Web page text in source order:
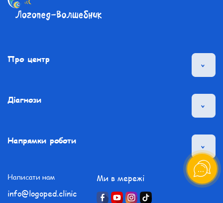
Написати нам
info@logoped.clinic
Ми в мережі
Про центр
Діагнози
Напрямки роботи